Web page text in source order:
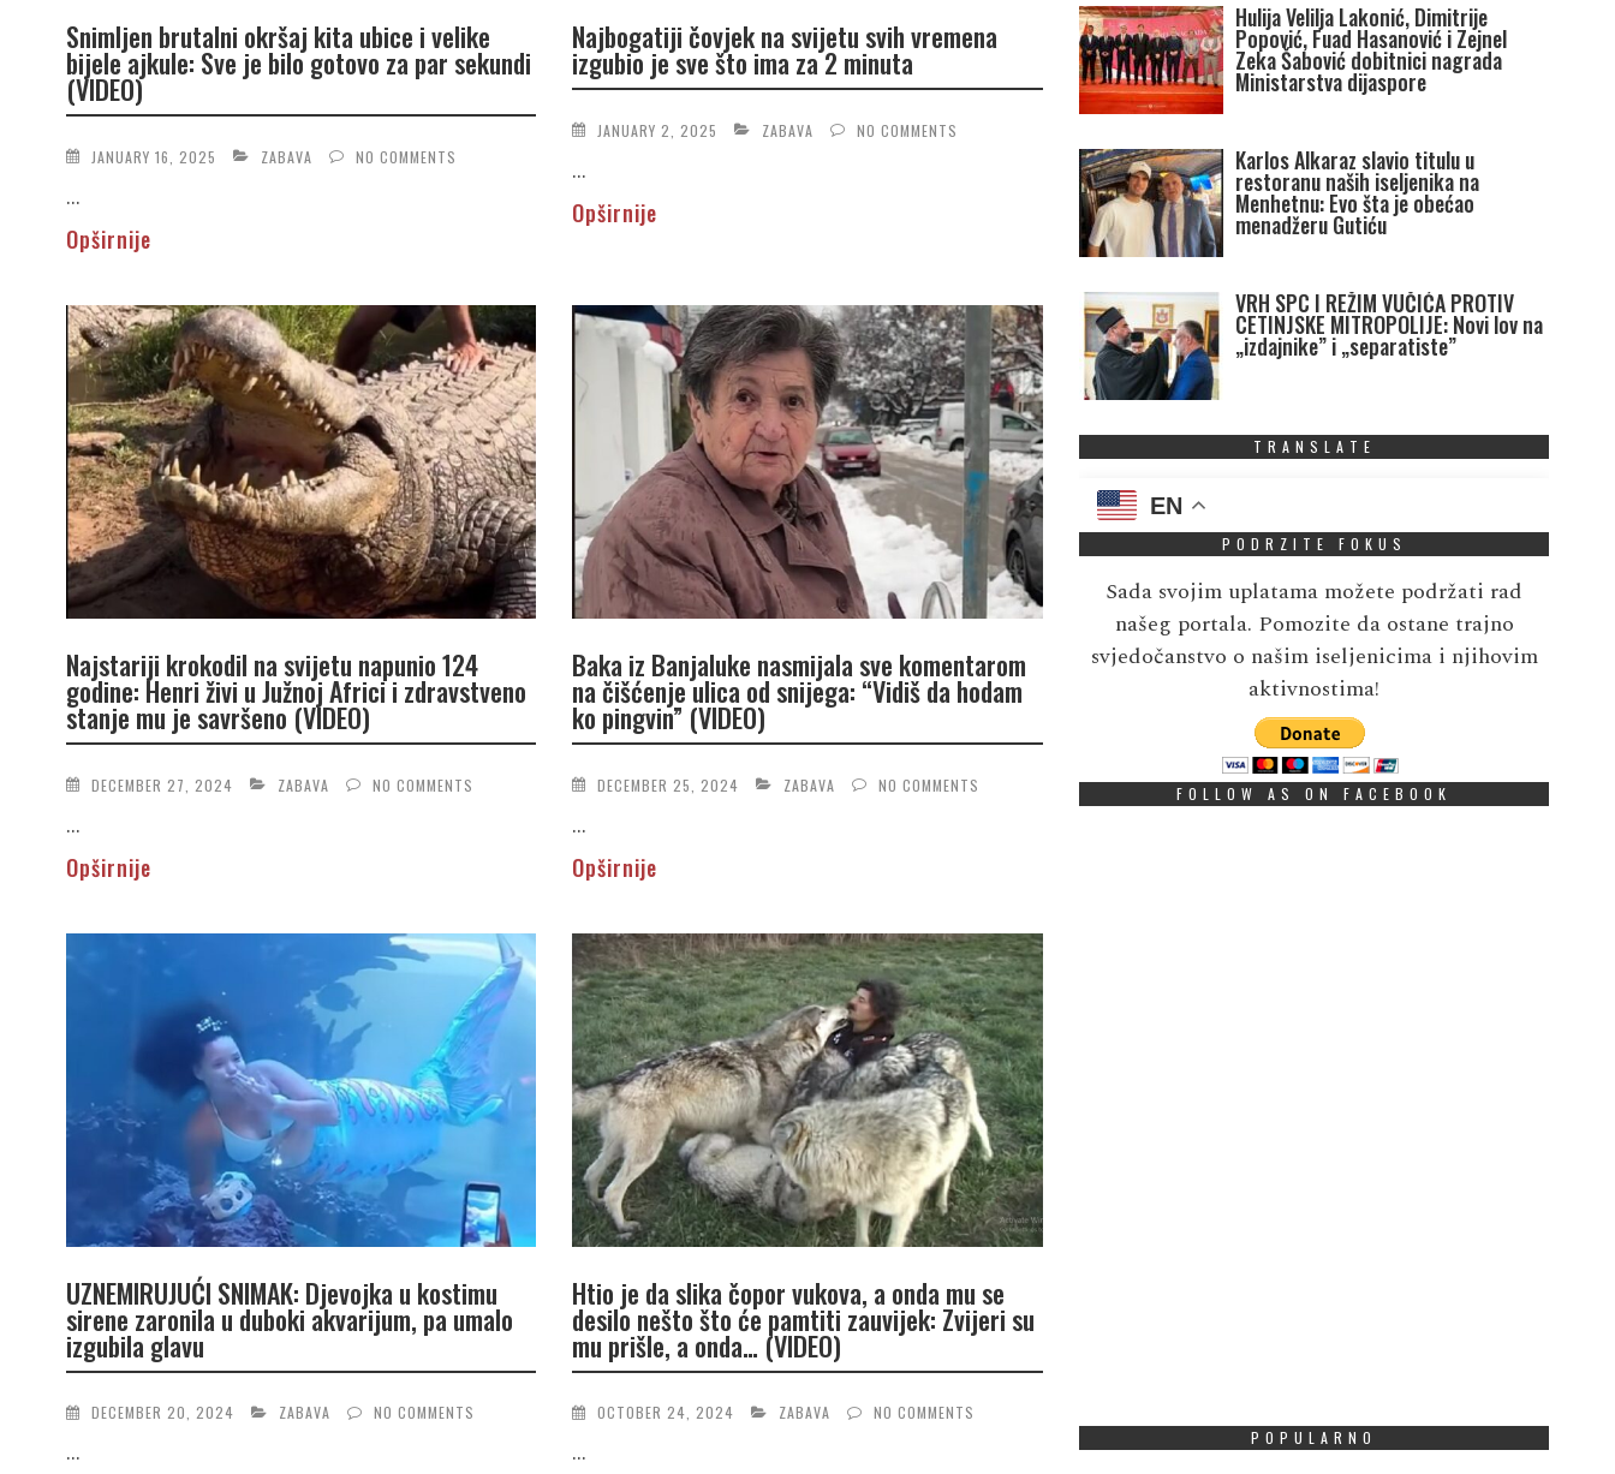
Snimljen brutalni okršaj kita ubice i velike
bijele ajkule: Sve je bilo gotovo za par sekundi
(VIDEO)
JANUARY 16, 2025 ZABAVA NO COMMENTS
...
Opširnije
Najbogatiji čovjek na svijetu svih vremena
izgubio je sve što ima za 2 minuta
JANUARY 2, 2025 ZABAVA NO COMMENTS
...
Opširnije
Najstariji krokodil na svijetu napunio 124
godine: Henri živi u Južnoj Africi i zdravstveno
stanje mu je savršeno (VIDEO)
DECEMBER 27, 2024 ZABAVA NO COMMENTS
...
Opširnije
Baka iz Banjaluke nasmijala sve komentarom
na čišćenje ulica od snijega: “Vidiš da hodam
ko pingvin” (VIDEO)
DECEMBER 25, 2024 ZABAVA NO COMMENTS
...
Opširnije
UZNEMIRUJUĆI SNIMAK: Djevojka u kostimu
sirene zaronila u duboki akvarijum, pa umalo
izgubila glavu
DECEMBER 20, 2024 ZABAVA NO COMMENTS
...
Htio je da slika čopor vukova, a onda mu se
desilo nešto što će pamtiti zauvijek: Zvijeri su
mu prišle, a onda… (VIDEO)
OCTOBER 24, 2024 ZABAVA NO COMMENTS
...
Hulija Velilja Lakonić, Dimitrije
Popović, Fuad Hasanović i Zejnel
Zeka Šabović dobitnici nagrada
Ministarstva dijaspore
Karlos Alkaraz slavio titulu u
restoranu naših iseljenika na
Menhetnu: Evo šta je obećao
menadžeru Gutiću
VRH SPC I REŽIM VUČIĆA PROTIV
CETINJSKE MITROPOLIJE: Novi lov na
„izdajnike” i „separatiste”
TRANSLATE
EN
PODRZITE FOKUS
Sada svojim uplatama možete podržati rad
našeg portala. Pomozite da ostane trajno
svjedočanstvo o našim iseljenicima i njihovim
aktivnostima!
FOLLOW AS ON FACEBOOK
POPULARNO